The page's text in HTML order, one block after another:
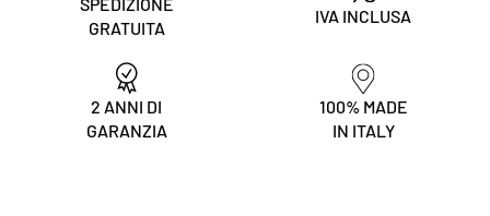
GRATUITA
IVA INCLUSA
2 ANNI DI
GARANZIA
100% MADE
IN ITALY